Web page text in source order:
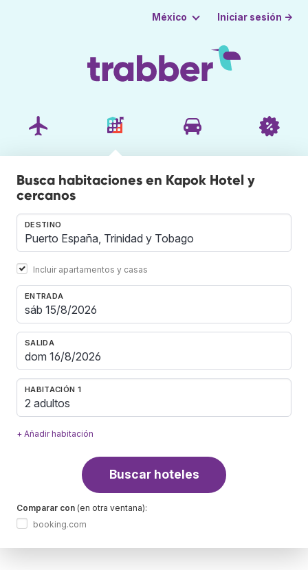
México Iniciar sesión →
Busca habitaciones en Kapok Hotel y
cercanos
DESTINO
Incluir apartamentos y casas
ENTRADA
SALIDA
HABITACIÓN 1
2 adultos
+ Añadir habitación
Buscar hoteles
Comparar con (en otra ventana):
booking.com